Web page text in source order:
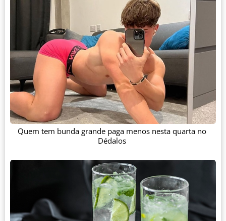
Quem tem bunda grande paga menos nesta quarta no
Dédalos